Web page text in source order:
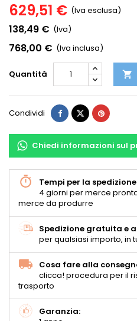
629,51 € (Iva esclusa)
138,49 € (Iva)
768,00 € (Iva inclusa)
Quantità 
Condividi
Chiedi informazioni sul
Tempi per la
4 giorni per merce
merce da produrre
Spedizione gratuita e
per qualsiasi importo, in
Cosa fare alla
clicca! procedura per il
trasporto
Garanzia: